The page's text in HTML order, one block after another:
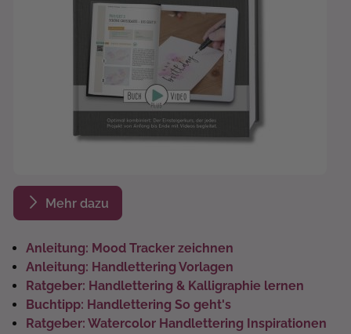
Mehr dazu
Anleitung: Mood Tracker zeichnen
Anleitung: Handlettering Vorlagen
Ratgeber: Handlettering & Kalligraphie lernen
Buchtipp: Handlettering So geht's
Ratgeber: Watercolor Handlettering Inspirationen